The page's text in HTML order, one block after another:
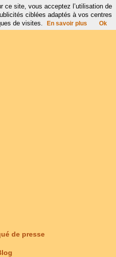
de presse
ce site, vous acceptez l’utilisation de
ciblées adaptés à vos centres
de visites.
En savoir plus Ok